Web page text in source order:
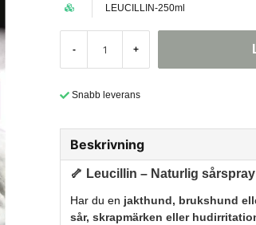
LEUCILLIN-250ml
- +
Snabb leverans
Beskrivning
🦴 Leucillin – Naturlig
Har du en jakthund, brukshund
sår, skrapmärken eller